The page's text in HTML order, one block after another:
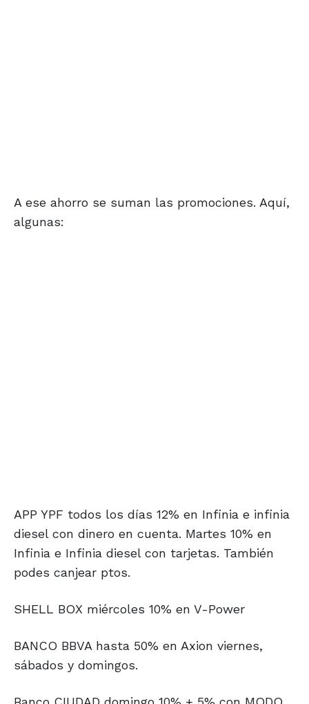
A ese ahorro se suman las promociones. Aquí,
algunas:
APP YPF todos los días 12% en Infinia e infinia
diesel con dinero en cuenta. Martes 10% en
Infinia e Infinia diesel con tarjetas. También
podes canjear ptos.
SHELL BOX miércoles 10% en V-Power
BANCO BBVA hasta 50% en Axion viernes,
sábados y domingos.